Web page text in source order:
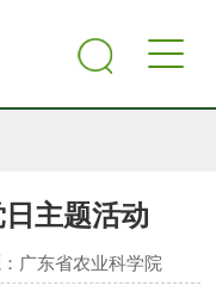
主题活动
广东省农业科学院